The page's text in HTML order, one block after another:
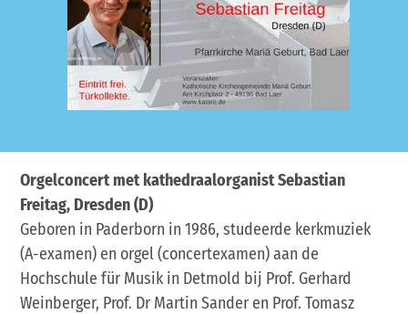
Orgelconcert met kathedraalorganist Sebastian
Freitag, Dresden (D)
Geboren in Paderborn in 1986, studeerde kerkmuziek
(A-examen) en orgel (concertexamen) aan de
Hochschule für Musik in Detmold bij Prof. Gerhard
Weinberger, Prof. Dr Martin Sander en Prof. Tomasz